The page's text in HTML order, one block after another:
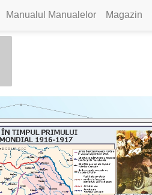
Manualul Manualelor Magazin